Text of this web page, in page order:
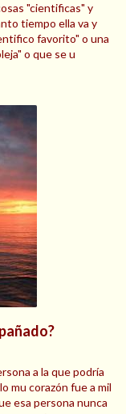
"cientificas" y
tiempo ella va y
favorito" o una
o que se u
a la que podría
mu corazón fue a mil
esa persona nunca